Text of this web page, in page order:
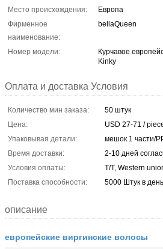
Место происхождения:
Европа
Фирменное
наименование:
bellaQueen
Номер модели:
Курчавое
Kinky
Оплата и доставка Условия
Количество мин заказа:
50 штук
Цена:
USD 27-71 /
Упаковывая детали:
мешок 1 части/
Время доставки:
2-10 дней
Условия оплаты:
T/T, Western
Поставка способности:
5000 Штук в день
описание
европейские виргинские волосы